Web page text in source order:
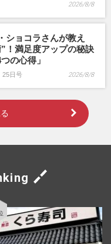
2026/8/8
ショコラさんが教え
！満足度アップの秘訣
の心得」
25日号 2026/8/8